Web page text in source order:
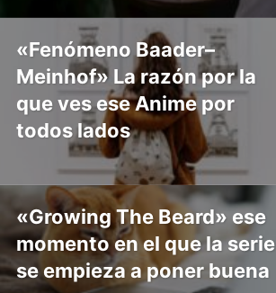
«Fenómeno Baader–
Meinhof» La razón por la
que ves ese Anime por
todos lados
«Growing The Beard» ese
momento en el que la serie
se empieza a poner buena